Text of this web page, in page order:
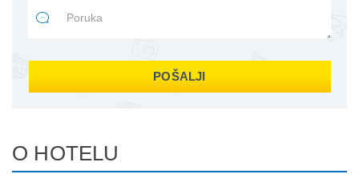
POŠALJI
O HOTELU